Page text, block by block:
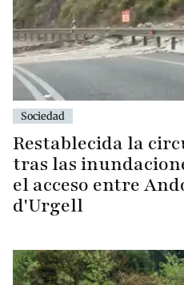
Sociedad
Restablecida la
tras las
el acceso entre
d'Urgell